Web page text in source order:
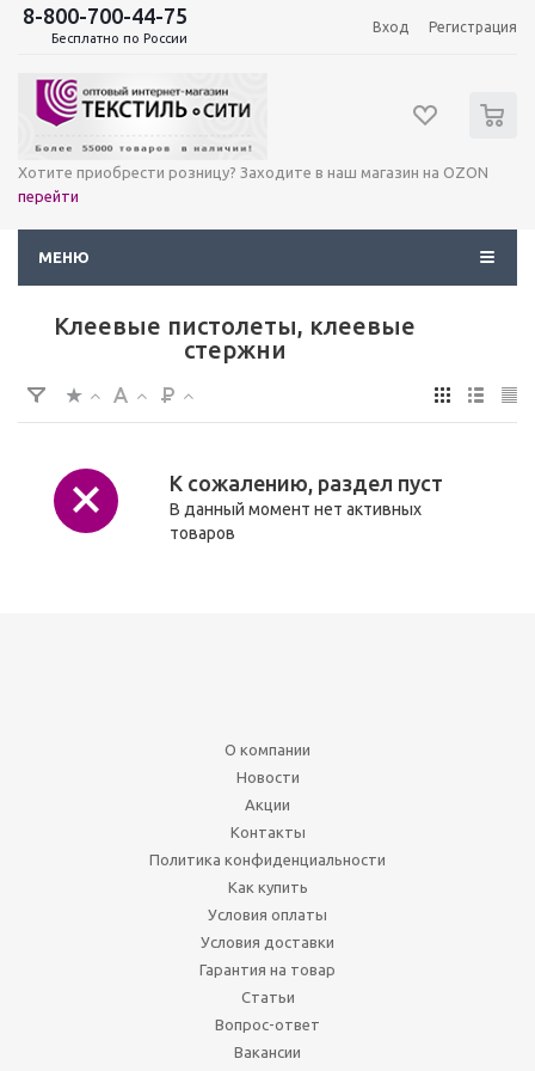
8-800-700-44-75
Бесплатно по России
Вход Регистрация
Хотите приобрести розницу? Заходите в наш магазин на OZON
перейти
МЕНЮ
Клеевые пистолеты, клеевые
стержни
К сожалению, раздел пуст
В данный момент нет активных
товаров
О компании
Новости
Акции
Контакты
Политика конфиденциальности
Как купить
Условия оплаты
Условия доставки
Гарантия на товар
Статьи
Вопрос-ответ
Вакансии